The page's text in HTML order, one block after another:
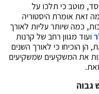
מוטב כי תלכו על
זאת אומרת היסטוריה
כמה שיותר עליות לאורך
ועוד מגוון רחב של קרנות
הן הוכיחו כי לאורך השנים
את המשקיעים שמשקיעים
גבוה